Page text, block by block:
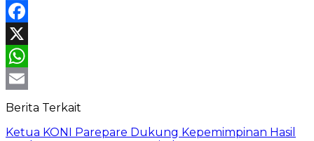
Facebook
X
WhatsApp
Email
Berita Terkait
Ketua KONI Parepare Dukung Kepemimpinan Hasil